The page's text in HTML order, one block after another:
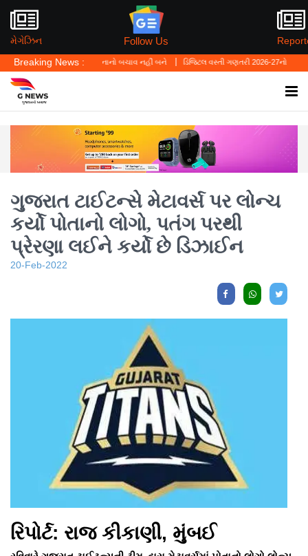
મેગેઝિન Follow Us
Breaking News :
લો' ગુનાનો બચાવ નહીં બને ડિજિટલ વસ્તી ગણતરી 2026-27નો પ્રારંભ, ઘર બેઠા
ગુજરાત ટાઈટન્સે મેટાવર્સ પર લોન્ચ
કર્યો પોતાનો લોગો, પતંગ પરથી
પ્રેરણા લઈને કર્યો છે ડિઝાઈન
20-Feb-2022
રિપોર્ટ: રાજ કીકાણી, મુંબઈ